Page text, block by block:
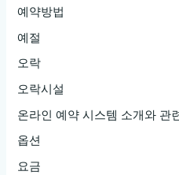
예약방법
예절
오락
오락시설
온라인 예약 시스템 소개와 관
옵션
요금